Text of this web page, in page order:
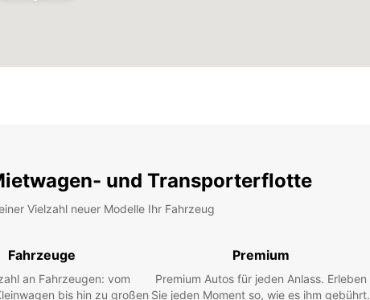
und Transporterflotte
Vielzahl neuer Modelle Ihr Fahrzeug
Fahrzeuge
an Fahrzeugen: vom
bis hin zu großen
Premium
Premium Autos für jeden Anlass. Erleben
Sie jeden Moment so, wie es ihm gebührt.